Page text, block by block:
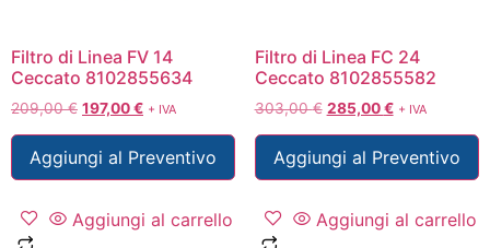
Filtro di Linea FV 14
Ceccato 8102855634
209,00€ 197,00€ + IVA
Aggiungi al Preventivo
Aggiungi al carrello
Filtro di Linea FC 24
Ceccato 8102855582
303,00€ 285,00€ + IVA
Aggiungi al Preventivo
Aggiungi al carrello